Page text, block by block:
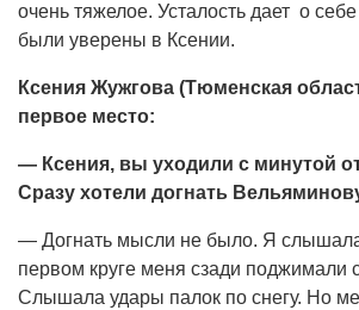
очень тяжелое. Усталость дает о
были уверены в Ксении.
Ксения Жужгова (Тюменская
первое место:
— Ксения, вы уходили с минутой
Сразу хотели догнать
— Догнать мысли не было. Я
первом круге меня сзади поджимали
Слышала удары палок по снегу. Но